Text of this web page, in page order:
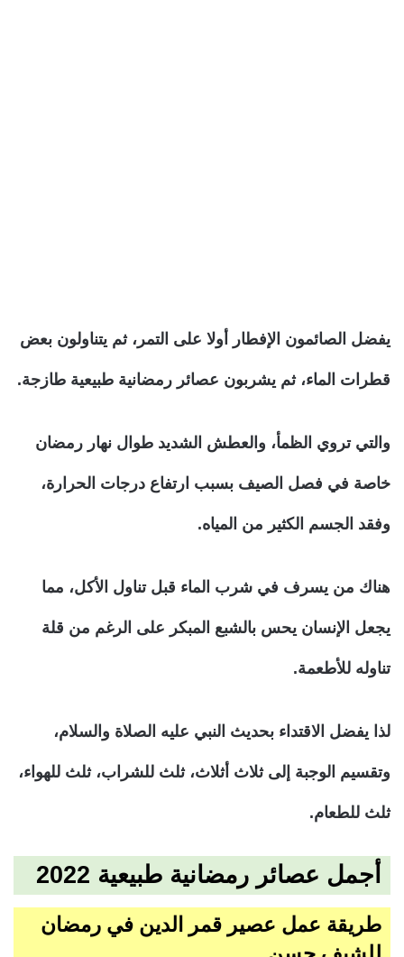
يفضل الصائمون الإفطار أولا على التمر، ثم يتناولون بعض
قطرات الماء، ثم يشربون عصائر رمضانية طبيعية طازجة.
والتي تروي الظمأ، والعطش الشديد طوال نهار رمضان
خاصة في فصل الصيف بسبب ارتفاع درجات الحرارة،
وفقد الجسم الكثير من المياه.
هناك من يسرف في شرب الماء قبل تناول الأكل، مما
يجعل الإنسان يحس بالشبع المبكر على الرغم من قلة
تناوله للأطعمة.
لذا يفضل الاقتداء بحديث النبي عليه الصلاة والسلام،
وتقسيم الوجبة إلى ثلاث أثلاث، ثلث للشراب، ثلث للهواء،
ثلث للطعام.
أجمل عصائر رمضانية طبيعية 2022
طريقة عمل عصير قمر الدين في رمضان